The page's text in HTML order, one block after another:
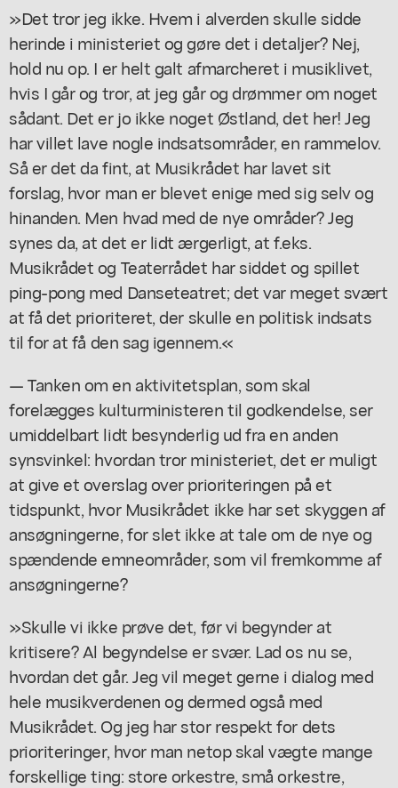
»Det tror jeg ikke. Hvem i alverden skulle sidde
herinde i ministeriet og gøre det i detaljer? Nej,
hold nu op. I er helt galt afmarcheret i musiklivet,
hvis I går og tror, at jeg går og drømmer om noget
sådant. Det er jo ikke noget Østland, det her! Jeg
har villet lave nogle indsatsområder, en rammelov.
Så er det da fint, at Musikrådet har lavet sit
forslag, hvor man er blevet enige med sig selv og
hinanden. Men hvad med de nye områder? Jeg
synes da, at det er lidt ærgerligt, at f.eks.
Musikrådet og Teaterrådet har siddet og spillet
ping-pong med Danseteatret; det var meget svært
at få det prioriteret, der skulle en politisk indsats
til for at få den sag igennem.«
— Tanken om en aktivitetsplan, som skal
forelægges kulturministeren til godkendelse, ser
umiddelbart lidt besynderlig ud fra en anden
synsvinkel: hvordan tror ministeriet, det er muligt
at give et overslag over prioriteringen på et
tidspunkt, hvor Musikrådet ikke har set skyggen af
ansøgningerne, for slet ikke at tale om de nye og
spændende emneområder, som vil fremkomme af
ansøgningerne?
»Skulle vi ikke prøve det, før vi begynder at
kritisere? Al begyndelse er svær. Lad os nu se,
hvordan det går. Jeg vil meget gerne i dialog med
hele musikverdenen og dermed også med
Musikrådet. Og jeg har stor respekt for dets
prioriteringer, hvor man netop skal vægte mange
forskellige ting: store orkestre, små orkestre,